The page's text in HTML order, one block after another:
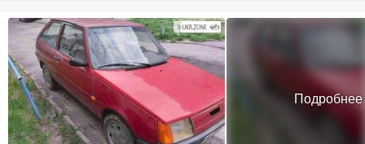
Подробнее